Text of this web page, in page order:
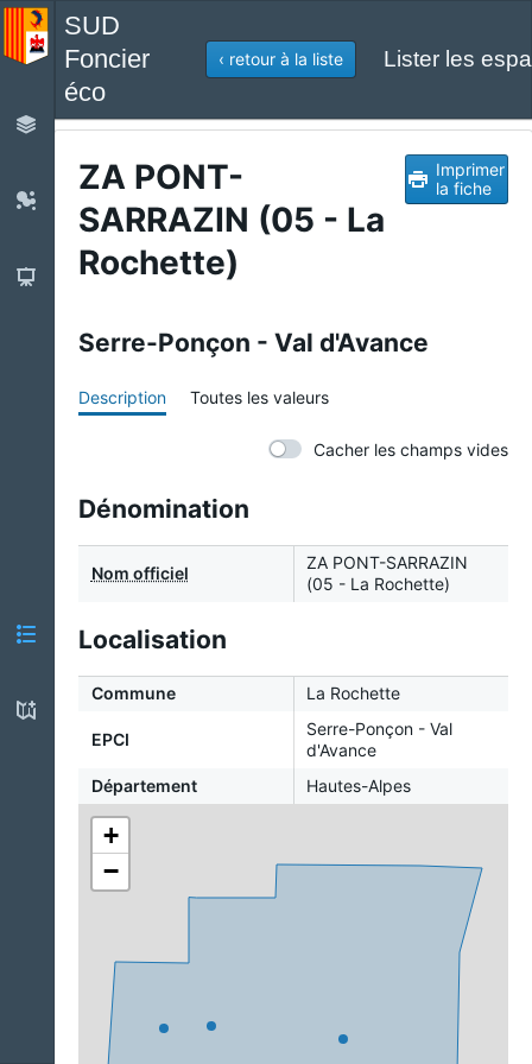
SUD
Foncier
éco
‹ retour à la liste Lister les
ZA PONT-
SARRAZIN (05 - La
Rochette)
Imprimer
la fiche
Serre-Ponçon - Val d'Avance
Description Toutes les valeurs
Cacher les champs vides
Dénomination
Nom officiel
ZA PONT-SARRAZIN
(05 - La Rochette)
Localisation
Commune La Rochette
EPCI
Serre-Ponçon - Val
d'Avance
Département
Hautes-Alpes
+
−